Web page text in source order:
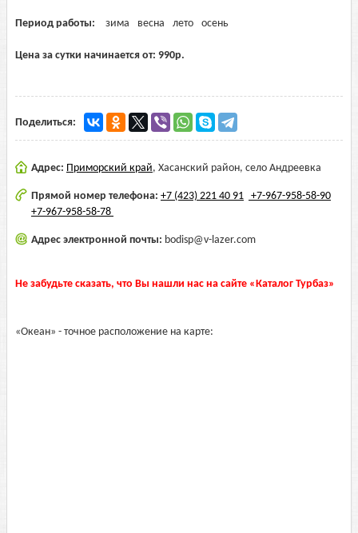
Период работы: зима весна лето осень
Цена за сутки начинается от: 990р.
Поделиться:
Адрес: Приморский край, Хасанский район, село Андреевка
Прямой номер телефона: +7 (423) 221 40 91 +7-967-958-58-90
+7-967-958-58-78
Адрес электронной почты: bodisp@v-lazer.com
Не забудьте сказать, что Вы нашли нас на сайте «Каталог Турбаз»
«Океан» - точное расположение на карте: